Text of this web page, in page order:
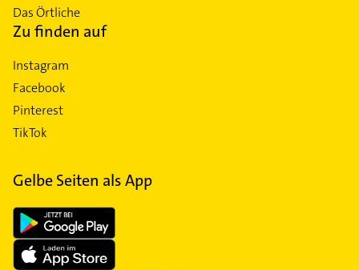
Das Örtliche
Zu finden auf
Instagram
Facebook
Pinterest
TikTok
Gelbe Seiten als App